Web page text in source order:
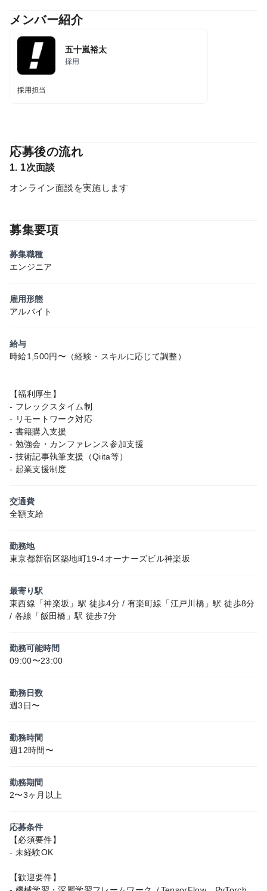
メンバー紹介
五十嵐裕太
採用
採用担当
応募後の流れ
1. 1次面談
オンライン面談を実施します
募集要項
募集職種
エンジニア
雇用形態
アルバイト
給与
時給1,500円〜（経験・スキルに応じて調整）
【福利厚生】
- フレックスタイム制
- リモートワーク対応
- 書籍購入支援
- 勉強会・カンファレンス参加支援
- 技術記事執筆支援（Qiita等）
- 起業支援制度
交通費
全額支給
勤務地
東京都新宿区築地町19-4オーナーズビル神楽坂
最寄り駅
東西線「神楽坂」駅 徒歩4分 / 有楽町線「江戸川橋」駅 徒歩8分
/ 各線「飯田橋」駅 徒歩7分
勤務可能時間
09:00〜23:00
勤務日数
週3日〜
勤務時間
週12時間〜
勤務期間
2〜3ヶ月以上
応募条件
【必須要件】
- 未経験OK
【歓迎要件】